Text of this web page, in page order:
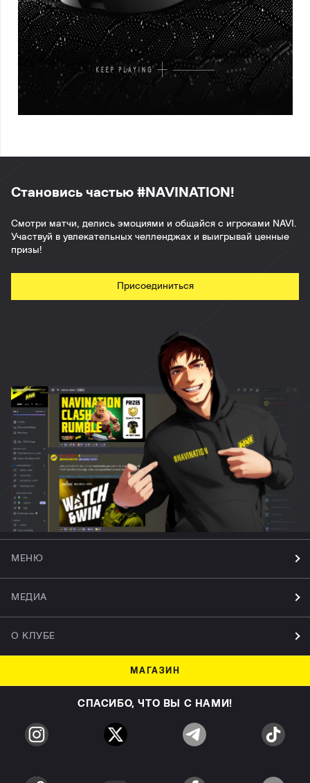
Становись частью #NAVINATION!
Смотри матчи, делись эмоциями и общайся с игроками NAVI.
Участвуй в увлекательных челленджах и выигрывай ценные
призы!
Присоединиться
МЕНЮ
МЕДИА
О КЛУБЕ
МАГАЗИН
СПАСИБО, ЧТО ВЫ С НАМИ!